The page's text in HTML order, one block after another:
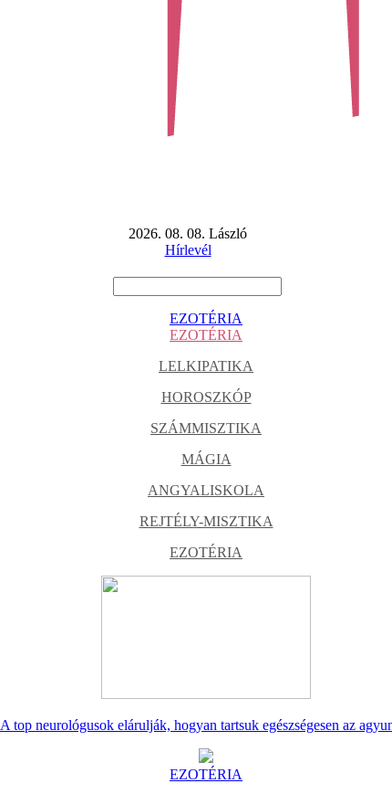
2026. 08. 08. László
Hírlevél
EZOTÉRIA
EZOTÉRIA
LELKIPATIKA
HOROSZKÓP
SZÁMMISZTIKA
MÁGIA
ANGYALISKOLA
REJTÉLY-MISZTIKA
EZOTÉRIA
A top neurológusok elárulják, hogyan tartsuk egészségesen az
EZOTÉRIA